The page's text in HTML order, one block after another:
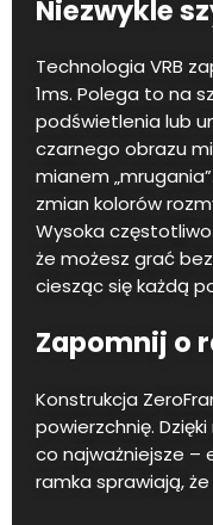
Niezwykle
Technologia VRB
1ms. Polega to na
podświetlenia lub
czarnego obrazu
mianem
zmian kolorów
Wysoka
że możesz grać
ciesząc się każdą
Zapomnij o
Konstrukcja
powierzchnię.
co najważniejsze –
ramka sprawiają,